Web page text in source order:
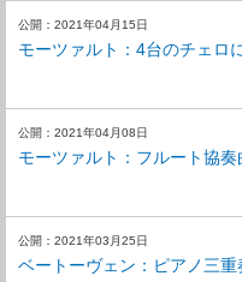
公開：2021年04月15日
モーツァルト：4台のチェロ
公開：2021年04月08日
モーツァルト：フルート協奏
公開：2021年03月25日
ベートーヴェン：ピアノ三重